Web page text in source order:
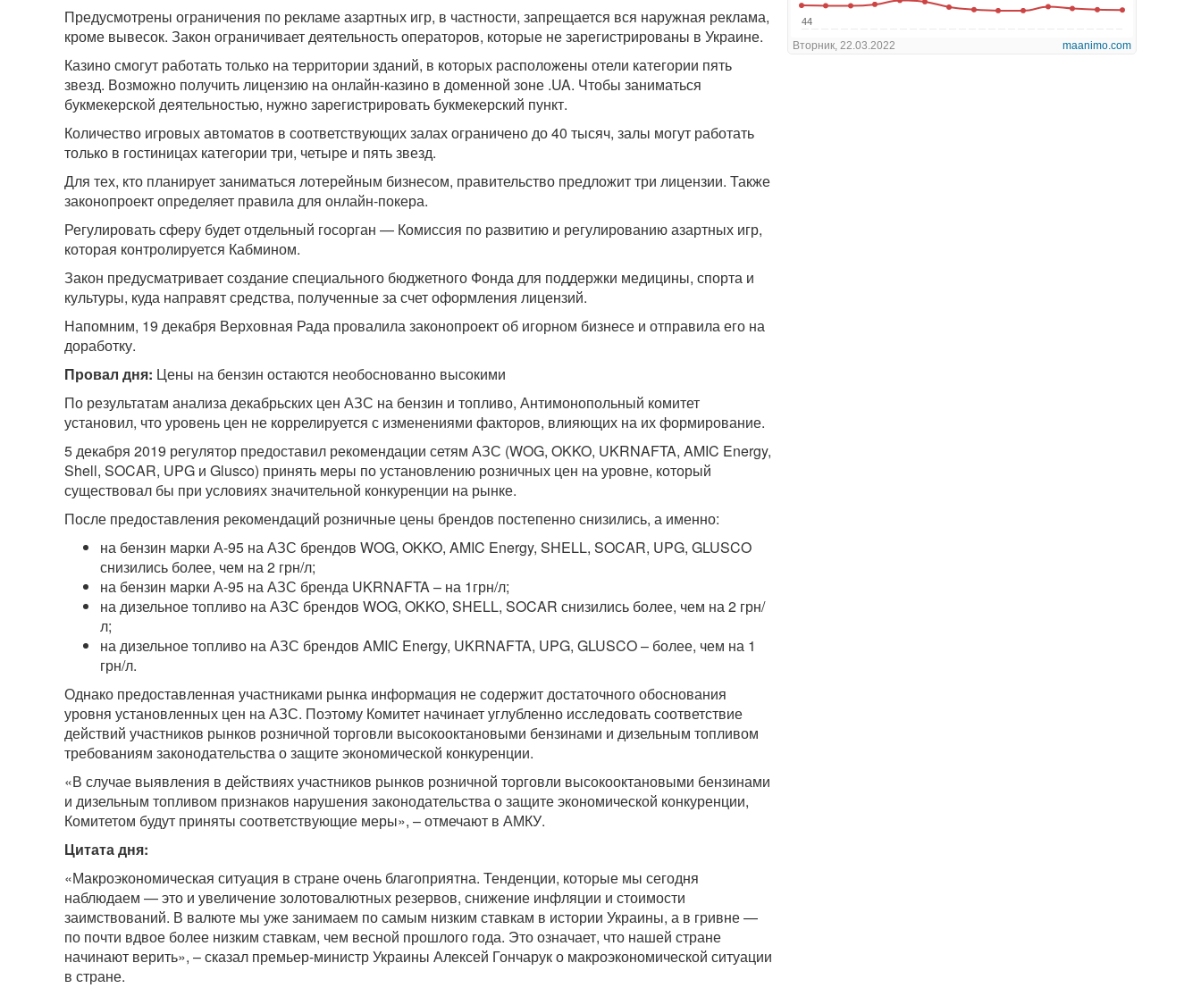
Предусмотрены ограничения по рекламе азартных игр, в частности, запрещается вся наружная реклама,
кроме вывесок. Закон ограничивает деятельность операторов, которые не зарегистрированы в Украине.
Казино смогут работать только на территории зданий, в которых расположены отели категории пять
звезд. Возможно получить лицензию на онлайн-казино в доменной зоне .UA. Чтобы заниматься
букмекерской деятельностью, нужно зарегистрировать букмекерский пункт.
Количество игровых автоматов в соответствующих залах ограничено до 40 тысяч, залы могут работать
только в гостиницах категории три, четыре и пять звезд.
Для тех, кто планирует заниматься лотерейным бизнесом, правительство предложит три лицензии. Также
законопроект определяет правила для онлайн-покера.
Регулировать сферу будет отдельный госорган — Комиссия по развитию и регулированию азартных игр,
которая контролируется Кабмином.
Закон предусматривает создание специального бюджетного Фонда для поддержки медицины, спорта и
культуры, куда направят средства, полученные за счет оформления лицензий.
Напомним, 19 декабря Верховная Рада провалила законопроект об игорном бизнесе и отправила его на
доработку.
Провал дня: Цены на бензин остаются необоснованно высокими
По результатам анализа декабрьских цен АЗС на бензин и топливо, Антимонопольный комитет
установил, что уровень цен не коррелируется с изменениями факторов, влияющих на их формирование.
5 декабря 2019 регулятор предоставил рекомендации сетям АЗС (WOG, OKKO, UKRNAFTA, AMIC Energy,
Shell, SOCAR, UPG и Glusco) принять меры по установлению розничных цен на уровне, который
существовал бы при условиях значительной конкуренции на рынке.
После предоставления рекомендаций розничные цены брендов постепенно снизились, а именно:
на бензин марки А-95 на АЗС брендов WOG, OKKO, AMIC Energy, SHELL, SOCAR, UPG, GLUSCO
снизились более, чем на 2 грн/л;
на бензин марки А-95 на АЗС бренда UKRNAFTA – на 1грн/л;
на дизельное топливо на АЗС брендов WOG, OKKO, SHELL, SOCAR снизились более, чем на 2 грн/
л;
на дизельное топливо на АЗС брендов AMIC Energy, UKRNAFTA, UPG, GLUSCO – более, чем на 1
грн/л.
Однако предоставленная участниками рынка информация не содержит достаточного обоснования
уровня установленных цен на АЗС. Поэтому Комитет начинает углубленно исследовать соответствие
действий участников рынков розничной торговли высокооктановыми бензинами и дизельным топливом
требованиям законодательства о защите экономической конкуренции.
«В случае выявления в действиях участников рынков розничной торговли высокооктановыми бензинами
и дизельным топливом признаков нарушения законодательства о защите экономической конкуренции,
Комитетом будут приняты соответствующие меры», – отмечают в АМКУ.
Цитата дня:
«Макроэкономическая ситуация в стране очень благоприятна. Тенденции, которые мы сегодня
наблюдаем — это и увеличение золотовалютных резервов, снижение инфляции и стоимости
заимствований. В валюте мы уже занимаем по самым низким ставкам в истории Украины, а в гривне —
по почти вдвое более низким ставкам, чем весной прошлого года. Это означает, что нашей стране
начинают верить», – сказал премьер-министр Украины Алексей Гончарук о макроэкономической ситуации
в стране.